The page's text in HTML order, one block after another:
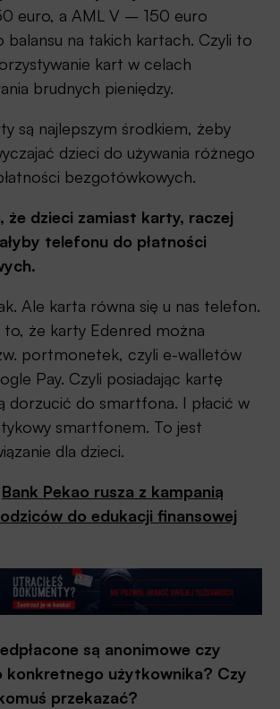
euro, a AML V – 150 euro
balansu na takich kartach. Czyli to
kart w celach
brudnych pieniędzy.
są najlepszym środkiem, żeby
dzieci do używania różnego
bezgotówkowych.
że dzieci zamiast karty, raczej
telefonu do płatności
Ale karta równa się u nas telefon.
to, że karty Edenred można
portmonetek, czyli e-walletów
Pay. Czyli posiadając kartę
dorzucić do smartfona. I płacić w
smartfonem. To jest
dla dzieci.
Bank Pekao rusza z kampanią
do edukacji finansowej
są anonimowe czy
konkretnego użytkownika? Czy
przekazać?